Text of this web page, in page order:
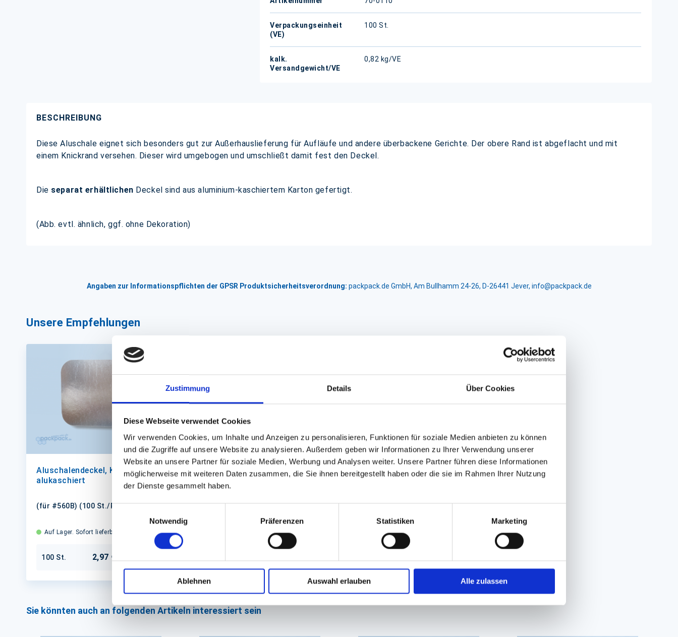
Zustimmung Details Über Cookies
Diese Webseite verwendet Cookies
Wir verwenden Cookies, um Inhalte und Anzeigen zu personalisieren, Funktionen für soziale Medien anbieten zu können
und die Zugriffe auf unsere Website zu analysieren. Außerdem geben wir Informationen zu Ihrer Verwendung unserer
Website an unsere Partner für soziale Medien, Werbung und Analysen weiter. Unsere Partner führen diese Informationen
möglicherweise mit weiteren Daten zusammen, die Sie ihnen bereitgestellt haben oder die sie im Rahmen Ihrer Nutzung
der Dienste gesammelt haben.
Einwilligungsauswahl
Notwendig
Präferenzen Statistiken Marketing
Ablehnen Auswahl erlauben Alle zulassen
Verpackungseinheit
(VE)
100 St.
kalk.
Versandgewicht/VE
0,82 kg/VE
BESCHREIBUNG
Diese Aluschale eignet sich besonders gut zur Außerhauslieferung für Aufläufe und andere überbackene Gerichte. Der obere Rand ist abgeflacht und mit
einem Knickrand versehen. Dieser wird umgebogen und umschließt damit fest den Deckel.
Die separat erhältlichen Deckel sind aus aluminium-kaschiertem Karton gefertigt.
(Abb. evtl. ähnlich, ggf. ohne Dekoration)
Angaben zur Informationspflichten der GPSR Produktsicherheitsverordnung: packpack.de GmbH, Am Bullhamm 24-26, D-26441 Jever, info@packpack.de
Unsere Empfehlungen
Aluschalendeckel, Karton
alukaschiert
(für #560B) (100 St./Packung)
Auf Lager. Sofort lieferbar.
100 St. 2,97 € In den Warenkorb
Sie könnten auch an folgenden Artikeln interessiert sein